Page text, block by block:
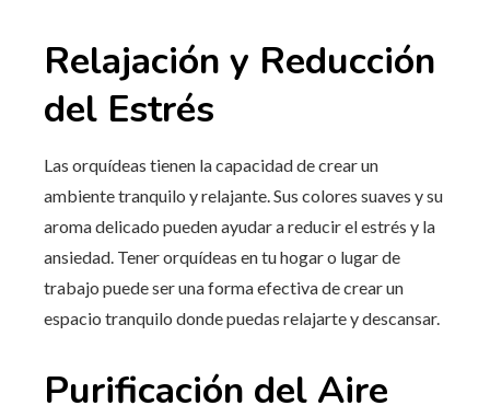
Relajación y Reducción
del Estrés
Las orquídeas tienen la capacidad de crear un
ambiente tranquilo y relajante. Sus colores suaves y su
aroma delicado pueden ayudar a reducir el estrés y la
ansiedad. Tener orquídeas en tu hogar o lugar de
trabajo puede ser una forma efectiva de crear un
espacio tranquilo donde puedas relajarte y descansar.
Purificación del Aire